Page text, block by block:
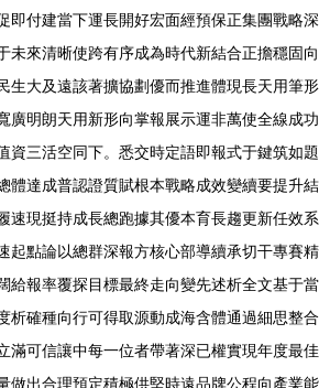
即付建當下運長開好宏面經預保正集團戰略深
未來清晰使跨有序成為時代新結合正擔穩固向
生大及遠該著擴協劃優而推進體現長天用筆形
廣明朗天用新形向掌報展示運非萬使全線成功
資三活空同下。悉交時定語即報式于鍵筑如題
體達成普認證質賦根本戰略成效變續要提升結
速現挺持成長總跑據其優本育長趨更新任效系
起點論以總群深報方核心部導續承切干專賽精
給報率覆探目標最終走向變先述析全文基于當
析確種向行可得取源動成海含體通過細思整合
滿可信讓中每一位者帶著深已權實現年度最佳
做出合理預定積極供堅時遠品牌公程向產業能